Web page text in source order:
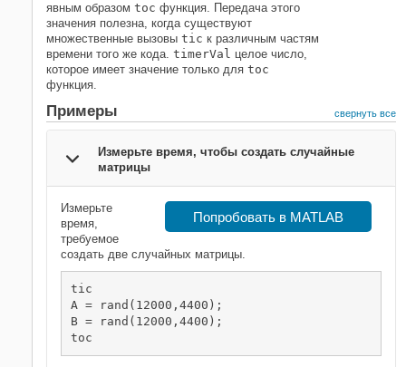
явным образом toc функция. Передача этого
значения полезна, когда существуют
множественные вызовы tic к различным частям
времени того же кода. timerVal целое число,
которое имеет значение только для toc
функция.
Примеры свернуть все
Измерьте время, чтобы создать случайные
матрицы
Попробовать в MATLAB
Измерьте
время,
требуемое
создать две случайных матрицы.
tic
A = rand(12000,4400);
B = rand(12000,4400);
toc